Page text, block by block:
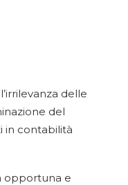
delle
del
in contabilità
opportuna e